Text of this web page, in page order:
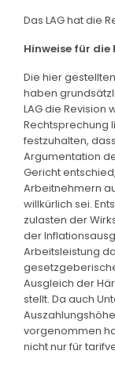
Das LAG hat die
Hinweise für die
Die hier
haben
LAG die Revision
Rechtsprechung
festzuhalten,
Argumentation
Gericht
Arbeitnehmern
willkürlich sei.
zulasten der
der
Arbeitsleistung
Ausgleich der
stellt. Da auch
vorgenommen
nicht nur für